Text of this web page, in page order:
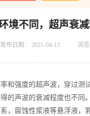
境不同，超声衰
发布日期： 2021-04-13 浏览
强度的超声波，穿过测
的声波的衰减程度也不
，腐蚀性浆液等悬浮液